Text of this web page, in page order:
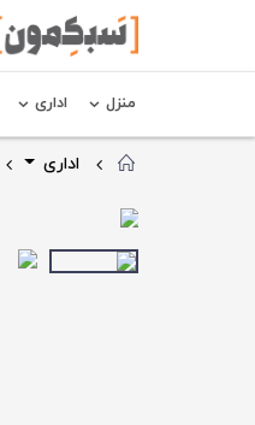
منزل اداری
اداری